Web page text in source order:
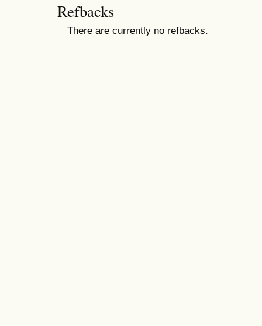
Refbacks
There are currently no refbacks.